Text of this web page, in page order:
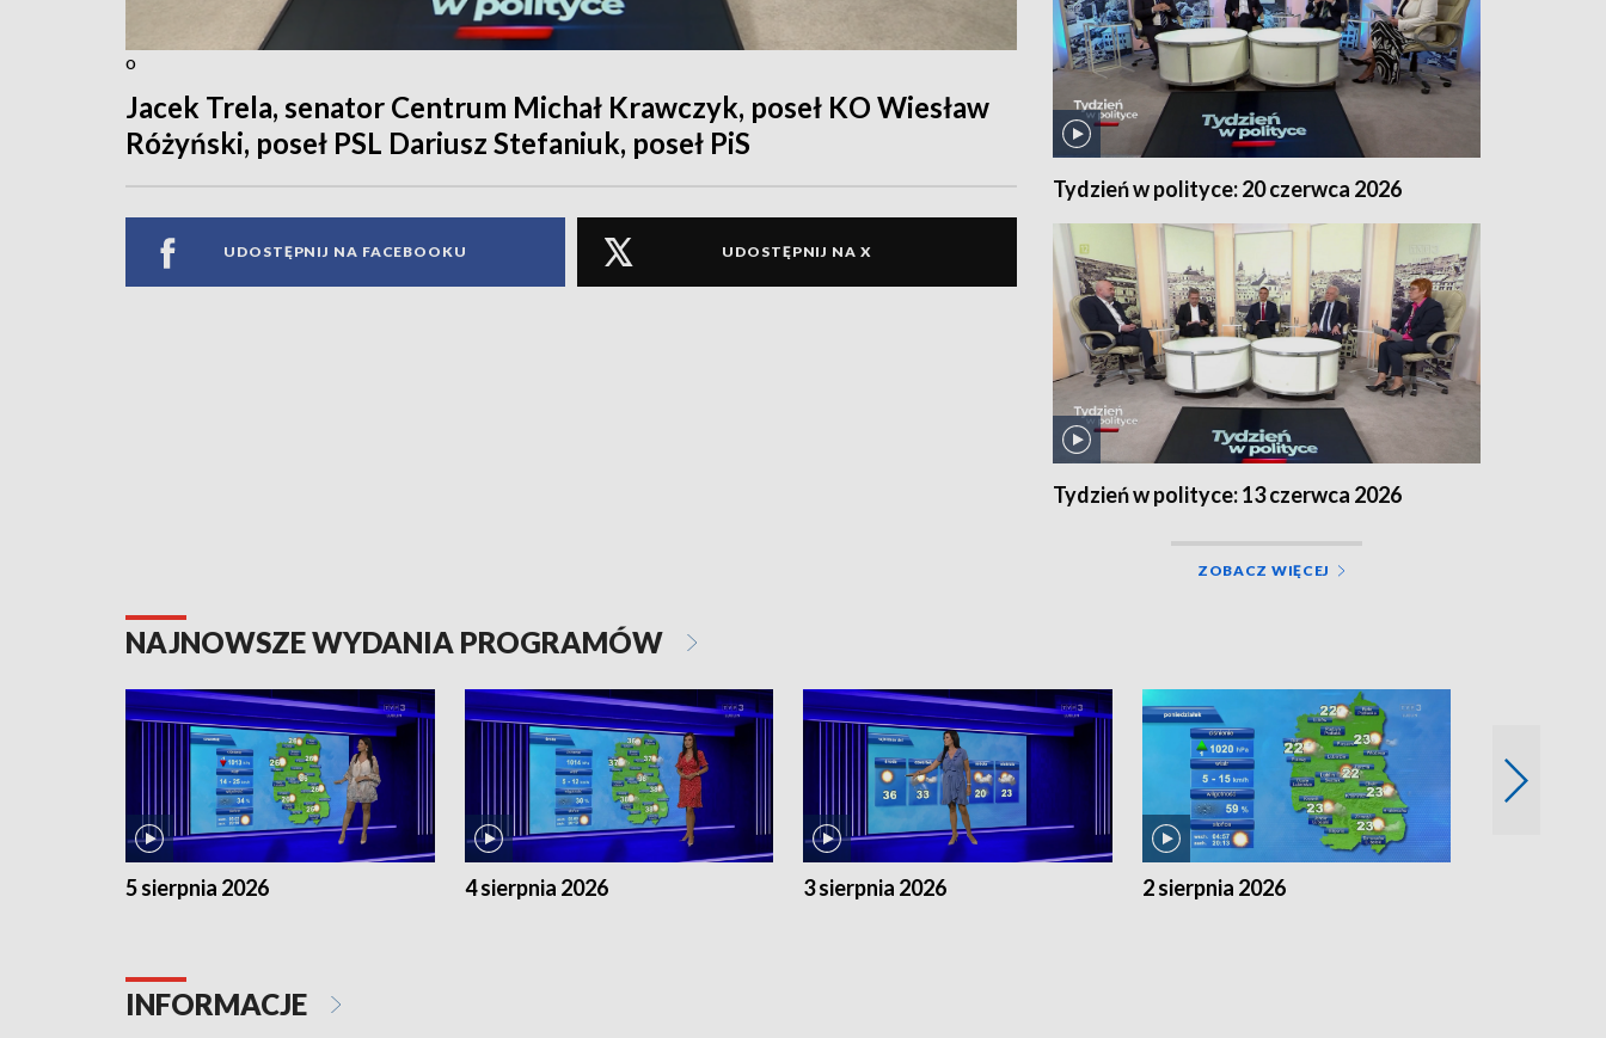
o
Jacek Trela, senator Centrum Michał Krawczyk, poseł KO Wiesław
Różyński, poseł PSL Dariusz Stefaniuk, poseł PiS
UDOSTĘPNIJ NA FACEBOOKU UDOSTĘPNIJ NA X
Tydzień w polityce: 20 czerwca 2026
Tydzień w polityce: 13 czerwca 2026
ZOBACZ WIĘCEJ
NAJNOWSZE WYDANIA PROGRAMÓW
5 sierpnia 2026 4 sierpnia 2026 3 sierpnia 2026 2 sierpnia 2026
INFORMACJE